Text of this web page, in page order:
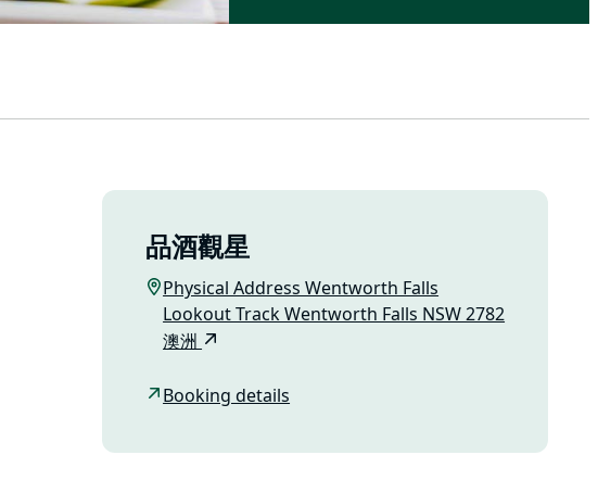
品酒觀星
Physical Address Wentworth Falls
Lookout Track Wentworth Falls NSW 2782
澳洲
Booking details